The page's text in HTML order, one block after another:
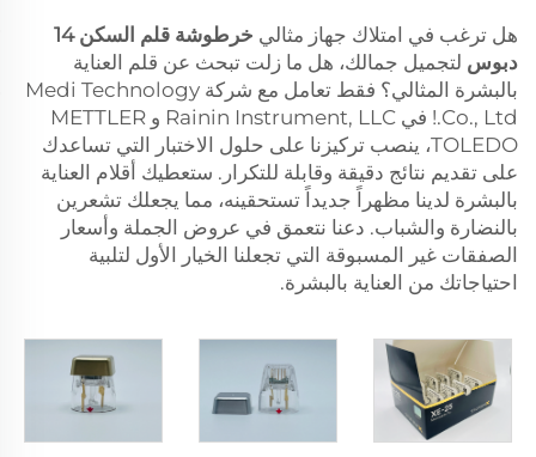
هل ترغب في امتلاك جهاز مثالي
خرطوشة قلم السكن 14
دبوس لتجميل جمالك، هل ما زلت تبحث عن قلم العناية
بالبشرة المثالي؟ فقط تعامل مع شركة Medi Technology
Co., Ltd.! في Rainin Instrument, LLC و METTLER
TOLEDO، ينصب تركيزنا على حلول الاختبار التي تساعدك
على تقديم نتائج دقيقة وقابلة للتكرار. ستعطيك أقلام العناية
بالبشرة لدينا مظهراً جديداً تستحقينه، مما يجعلك تشعرين
بالنضارة والشباب. دعنا نتعمق في عروض الجملة وأسعار
الصفقات غير المسبوقة التي تجعلنا الخيار الأول لتلبية
احتياجاتك من العناية بالبشرة.